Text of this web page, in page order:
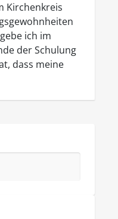
Kirchenkreis
ich im
der Schulung
dass meine